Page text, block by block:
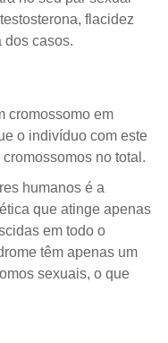
flacidez
dos casos.
cromossomo em
o indivíduo com este
no total.
humanos é a
que atinge apenas
em todo o
têm apenas um
sexuais, o que